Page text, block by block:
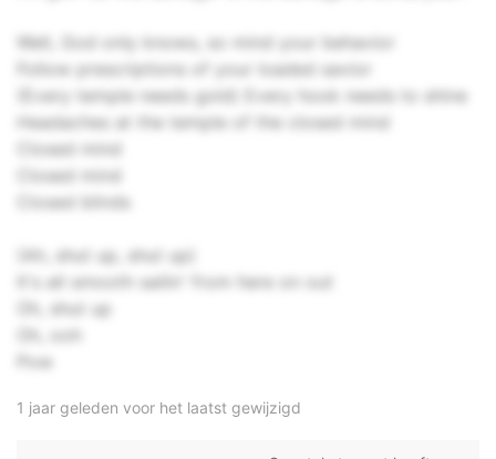
Well, God only knows, so mind your behavior
Follow prescriptions of your loaded savior
(Every temple needs gold) Every hook needs to shine
Headaches at the temple of the closed mind
Closed mind
Closed mind
Closed blinds
(Ah, shut up, shut up)
It's all smooth sailin' from here on out
Oh, shut up
Oh, ooh
Pow
1 jaar geleden voor het laatst gewijzigd